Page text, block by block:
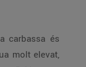
carbassa és
molt elevat,